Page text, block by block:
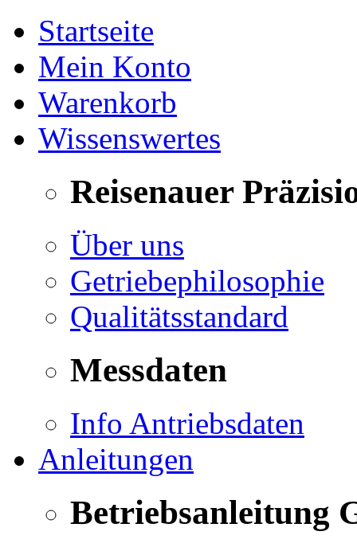
Startseite
Mein Konto
Warenkorb
Wissenswertes
Reisenauer
Über uns
Getriebephilosophie
Qualitätsstandard
Messdaten
Info Antriebsdaten
Anleitungen
Betriebsanleitung